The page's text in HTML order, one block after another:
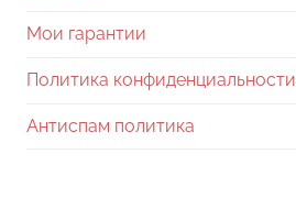
Мои гарантии
Политика конфиденциальности
Антиспам политика